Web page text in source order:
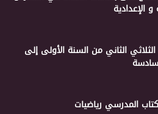
و الإعدادية
الثلاثي الثاني من السنة الأولى إلى
المدرسي رياضيات